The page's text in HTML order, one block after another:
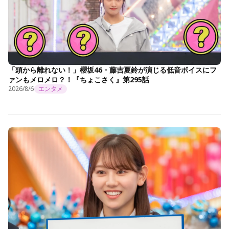
「頭から離れない！」櫻坂46・藤吉夏鈴が演じる低音ボイスにフ
ァンもメロメロ？！『ちょこさく』第295話
2026/8/6 エンタメ